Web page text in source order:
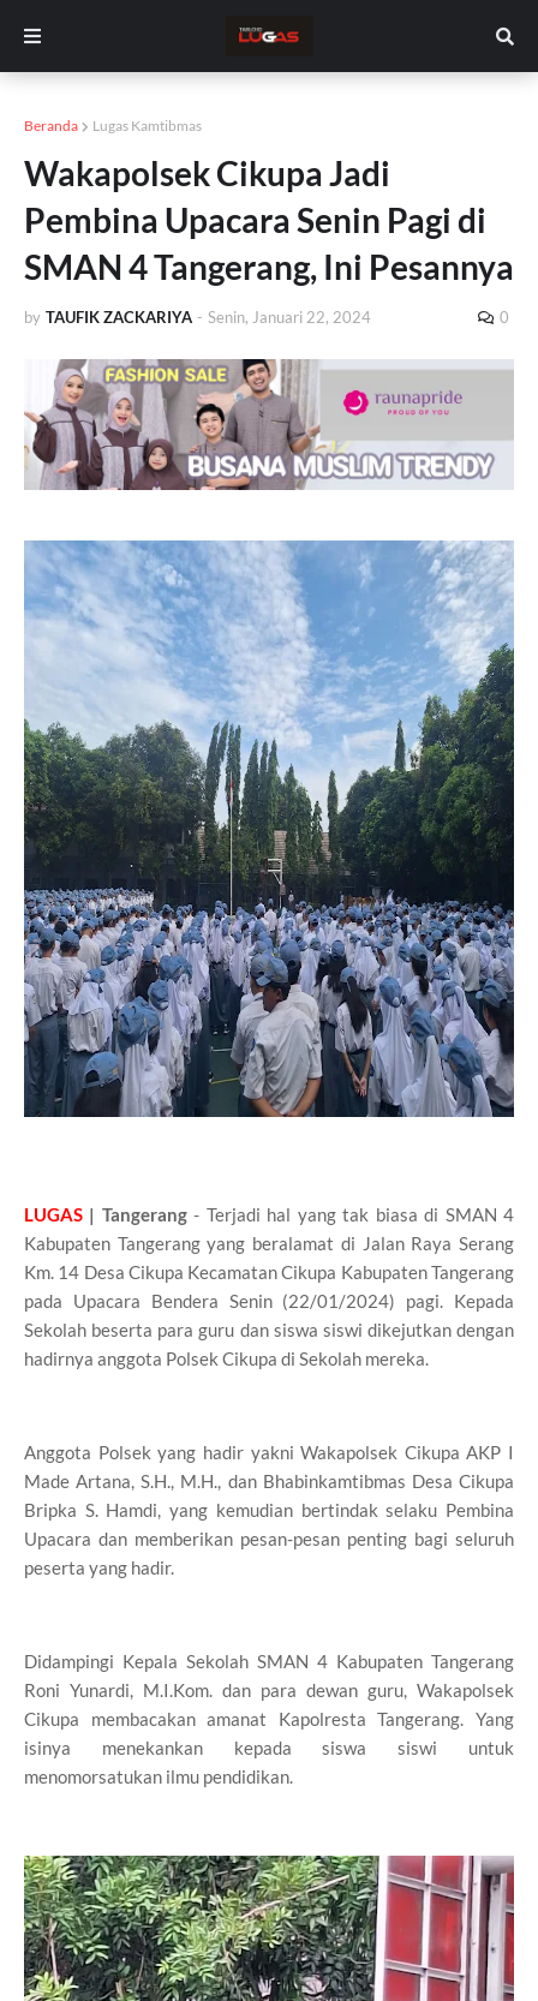
Beranda Lugas Kamtibmas
Wakapolsek Cikupa Jadi
Pembina Upacara Senin Pagi di
SMAN 4 Tangerang, Ini Pesannya
by TAUFIK ZACKARIYA - Senin, Januari 22, 2024 0
LUGAS | Tangerang- Terjadi hal yang tak biasa di SMAN 4
Kabupaten Tangerang yang beralamat di Jalan Raya Serang
Km. 14 Desa Cikupa Kecamatan Cikupa Kabupaten Tangerang
pada Upacara Bendera Senin (22/01/2024) pagi. Kepada
Sekolah beserta para guru dan siswa siswi dikejutkan dengan
hadirnya anggota Polsek Cikupa di Sekolah mereka.
Anggota Polsek yang hadir yakni Wakapolsek Cikupa AKP I
Made Artana, S.H., M.H., dan Bhabinkamtibmas Desa Cikupa
Bripka S. Hamdi, yang kemudian bertindak selaku Pembina
Upacara dan memberikan pesan-pesan penting bagi seluruh
peserta yang hadir.
Didampingi Kepala Sekolah SMAN 4 Kabupaten Tangerang
Roni Yunardi, M.I.Kom. dan para dewan guru, Wakapolsek
Cikupa membacakan amanat Kapolresta Tangerang. Yang
isinya menekankan kepada siswa siswi untuk
menomorsatukan ilmu pendidikan.